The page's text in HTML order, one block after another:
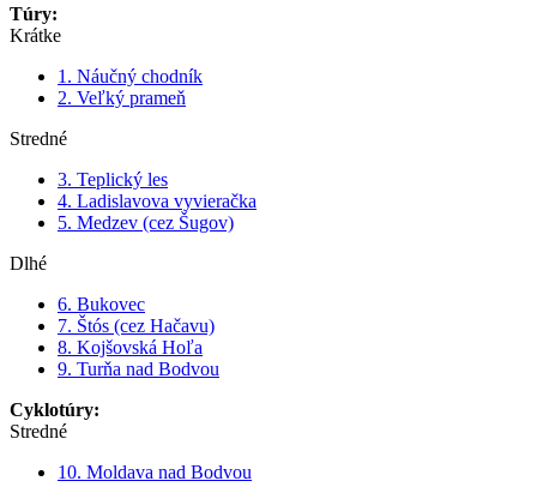
Túry:
Krátke
1. Náučný chodník
2. Veľký prameň
Stredné
3. Teplický les
4. Ladislavova vyvieračka
5. Medzev (cez Šugov)
Dlhé
6. Bukovec
7. Štós (cez Hačavu)
8. Kojšovská Hoľa
9. Turňa nad Bodvou
Cyklotúry:
Stredné
10. Moldava nad Bodvou